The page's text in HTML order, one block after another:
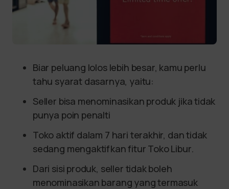
Biar peluang lolos lebih besar, kamu perlu
tahu syarat dasarnya, yaitu:
Seller bisa menominasikan produk jika tidak
punya poin penalti
Toko aktif dalam 7 hari terakhir, dan tidak
sedang mengaktifkan fitur Toko Libur.
Dari sisi produk, seller tidak boleh
menominasikan barang yang termasuk